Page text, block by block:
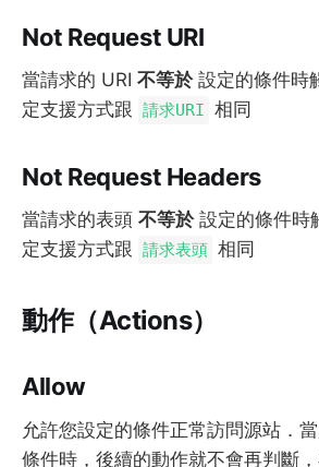
Not Request URI
當請求的 URI 不等於設定的條件時
定支援方式跟 請求URI 相同
Not Request Headers
當請求的表頭 不等於設定的條件時
定支援方式跟 請求表頭 相同
動作（Actions）
Allow
允許您設定的條件正常訪問源站．
條件時，後續的動作就不會再判斷